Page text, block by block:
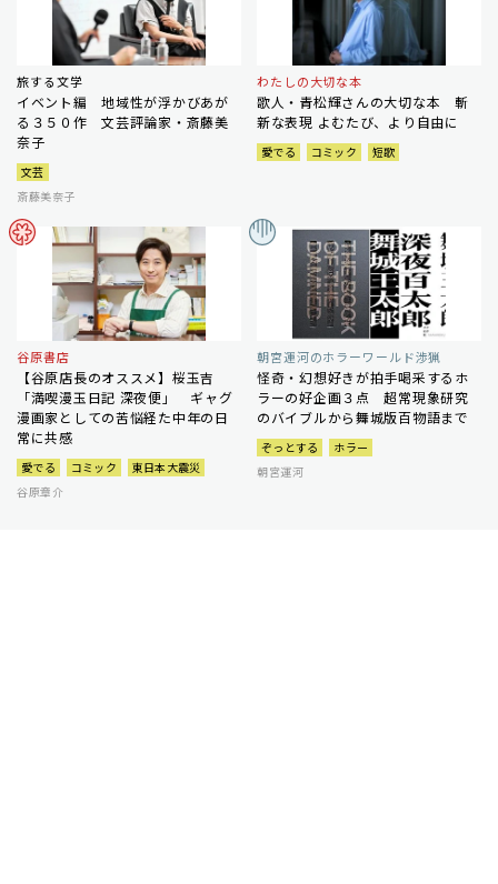
旅する文学
イベント編 地域性が浮かびあが
る３５０作 文芸評論家・斎藤美
奈子
文芸
斎藤美奈子
わたしの大切な本
歌人・青松輝さんの大切な本 斬
新な表現 よむたび、より自由に
愛でる コミック 短歌
谷原書店
【谷原店長のオススメ】桜玉吉
「満喫漫玉日記 深夜便」 ギャグ
漫画家としての苦悩経た中年の日
常に共感
愛でる コミック
東日本大震災
谷原章介
朝宮運河のホラーワールド渉猟
怪奇・幻想好きが拍手喝采するホ
ラーの好企画３点 超常現象研究
のバイブルから舞城版百物語まで
ぞっとする
ホラー
朝宮運河